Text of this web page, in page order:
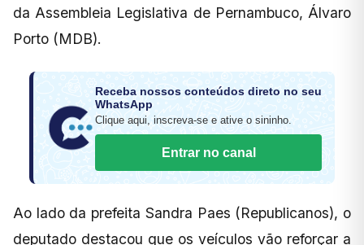
da Assembleia Legislativa de Pernambuco, Álvaro
Porto (MDB).
Receba nossos conteúdos direto no seu
WhatsApp
Clique aqui, inscreva-se e ative o sininho.
Entrar no canal
Ao lado da prefeita Sandra Paes (Republicanos), o
deputado destacou que os veículos vão reforçar a